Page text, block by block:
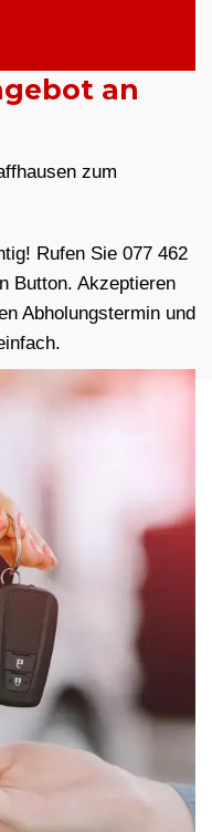
an
zum
Rufen Sie 077 462
Button. Akzeptieren
Abholungstermin und